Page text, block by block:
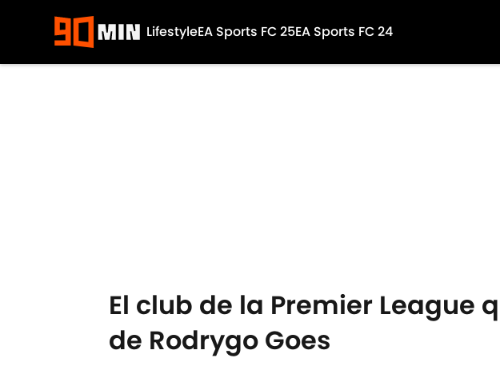
LifestyleEA Sports FC 25EA Sports FC 24
El club de la Premier League
de Rodrygo Goes